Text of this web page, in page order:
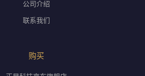
公司介绍
联系我们
购买